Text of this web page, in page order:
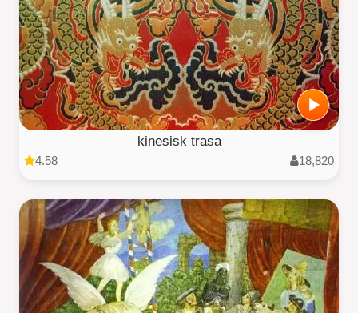
kinesisk trasa
4.58 18,820